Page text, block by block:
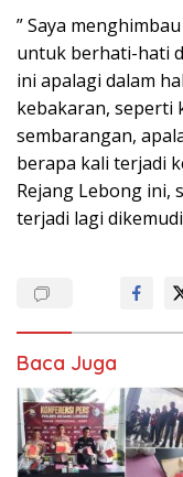
” Saya
untuk berhati-hati
ini apalagi dalam
kebakaran, seperti
sembarangan,
berapa kali terjadi
Rejang Lebong ini,
terjadi lagi
Baca Juga